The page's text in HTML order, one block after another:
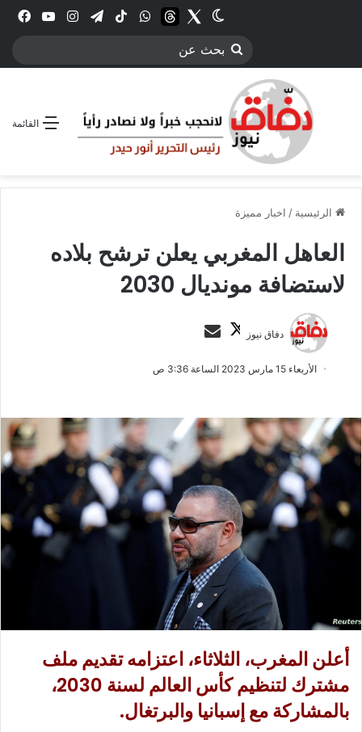
انستقرامتيلقرام‫TikTokواتسابthreadsTwitter
الوضع المظلم
بحث
القائمة
الرئيسية / اخبار مميزة
العاهل المغربي يعلن ترشح بلاده
لاستضافة مونديال 2030
دفاق نيوز
ت
ب
ل
ى
X
س
ر
ي
د
ا
إ
ل
ك
ت
ر
و
ن
ي
ا
الأربعاء 15 مارس 2023 الساعة 3:36 ص
أعلن المغرب، الثلاثاء، اعتزامه تقديم ملف
مشترك لتنظيم كأس العالم لسنة 2030،
بالمشاركة مع إسبانيا والبرتغال.